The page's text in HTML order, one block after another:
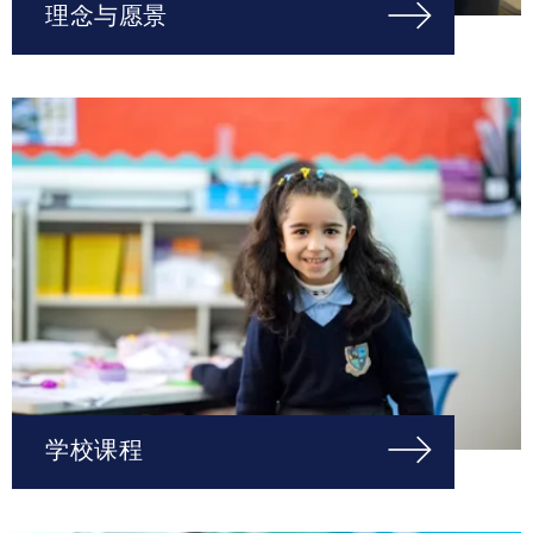
理念与愿景
学校课程